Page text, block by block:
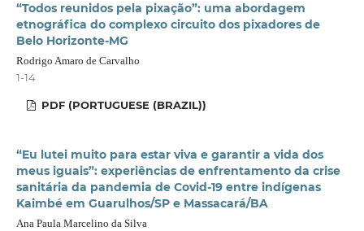
“Todos reunidos pela pixação”: uma abordagem
etnográfica do complexo circuito dos pixadores de
Belo Horizonte-MG
Rodrigo Amaro de Carvalho
1-14
PDF (PORTUGUESE (BRAZIL))
“Eu lutei muito para estar viva e garantir a vida dos
meus iguais”: experiências de enfrentamento da crise
sanitária da pandemia de Covid-19 entre indígenas
Kaimbé em Guarulhos/SP e Massacará/BA
Ana Paula Marcelino da Silva